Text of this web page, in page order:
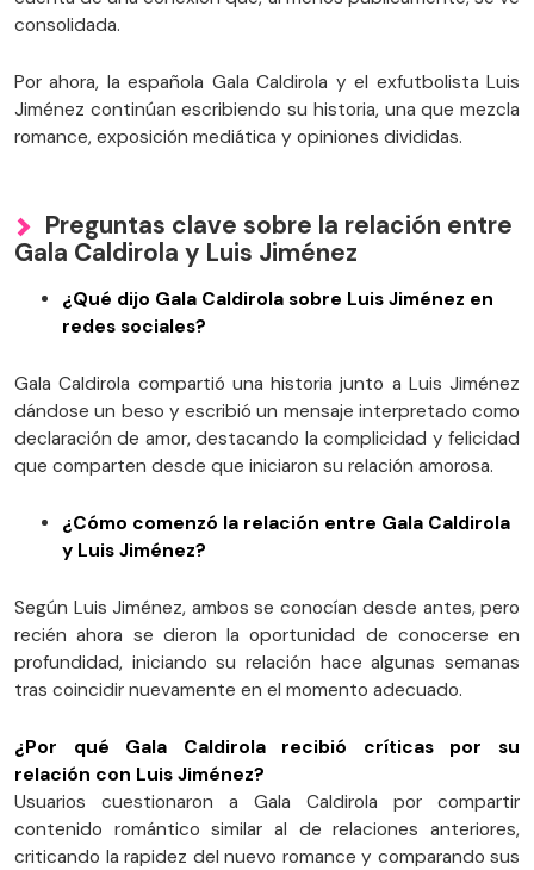
consolidada.
Por ahora, la española Gala Caldirola y el exfutbolista Luis
Jiménez continúan escribiendo su historia, una que mezcla
romance, exposición mediática y opiniones divididas.
Preguntas clave sobre la relación entre
Gala Caldirola y Luis Jiménez
¿Qué dijo Gala Caldirola sobre Luis Jiménez en
redes sociales?
Gala Caldirola compartió una historia junto a Luis Jiménez
dándose un beso y escribió un mensaje interpretado como
declaración de amor, destacando la complicidad y felicidad
que comparten desde que iniciaron su relación amorosa.
¿Cómo comenzó la relación entre Gala Caldirola
y Luis Jiménez?
Según Luis Jiménez, ambos se conocían desde antes, pero
recién ahora se dieron la oportunidad de conocerse en
profundidad, iniciando su relación hace algunas semanas
tras coincidir nuevamente en el momento adecuado.
¿Por qué Gala Caldirola recibió críticas por su
relación con Luis Jiménez?
Usuarios cuestionaron a Gala Caldirola por compartir
contenido romántico similar al de relaciones anteriores,
criticando la rapidez del nuevo romance y comparando sus